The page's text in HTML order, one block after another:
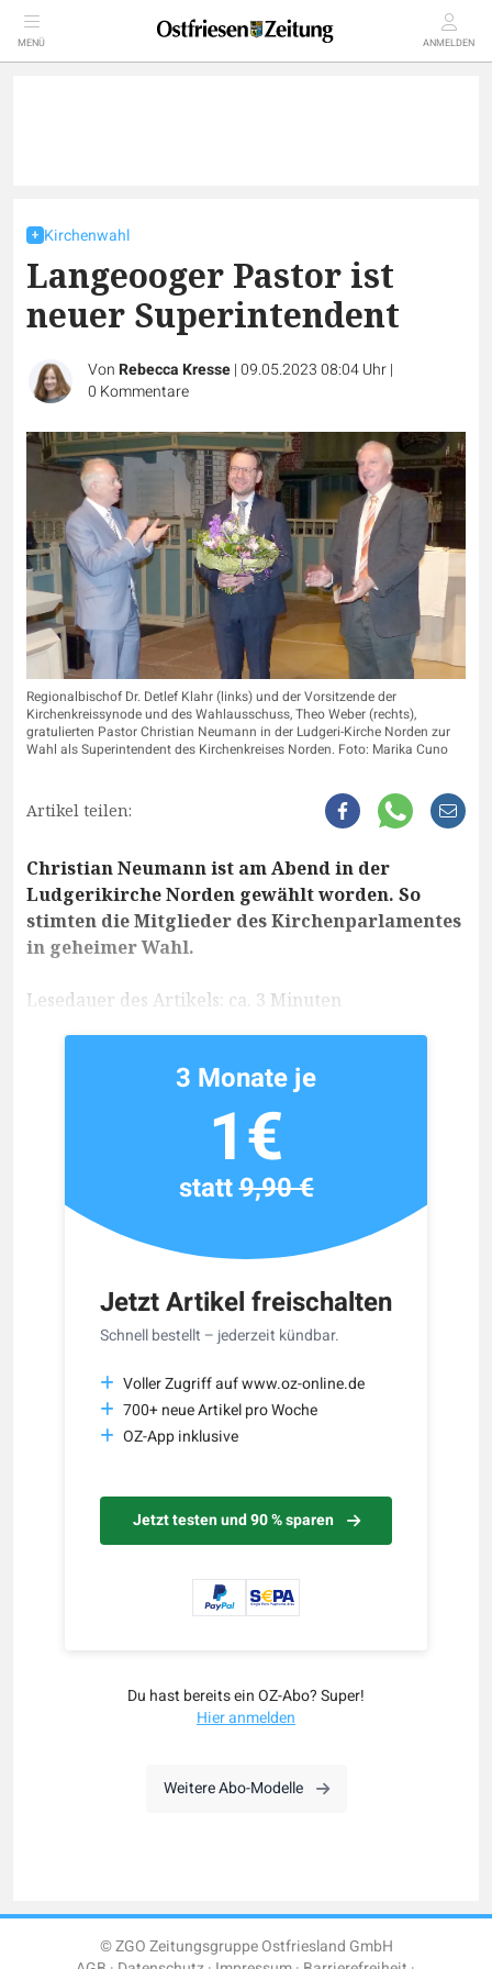
MENÜ ANMELDEN
Kirchenwahl
Langeooger Pastor ist
neuer Superintendent
VonRebecca Kresse|09.05.2023 08:04 Uhr|
0 Kommentare
Regionalbischof Dr. Detlef Klahr (links) und der Vorsitzende der
Kirchenkreissynode und des Wahlausschuss, Theo Weber (rechts),
gratulierten Pastor Christian Neumann in der Ludgeri-Kirche Norden zur
Wahl als Superintendent des Kirchenkreises Norden. Foto: Marika Cuno
Artikel teilen:
Christian Neumann ist am Abend in der
Ludgerikirche Norden gewählt worden. So
stimten die Mitglieder des Kirchenparlamentes
in geheimer Wahl.
Lesedauer des Artikels: ca. 3 Minuten
Jetzt Artikel freischalten
Schnell bestellt – jederzeit kündbar.
Voller Zugriff auf www.oz-online.de
700+ neue Artikel pro Woche
OZ-App inklusive
Jetzt testen und 90 % sparen
3 Monate je
1€
statt9,90 €
Du hast bereits ein OZ-Abo? Super!
Hier anmelden
Weitere Abo-Modelle
© ZGO Zeitungsgruppe Ostfriesland GmbH